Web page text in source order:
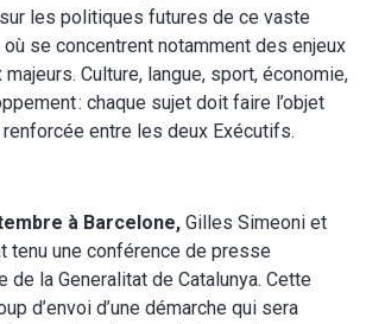
les politiques futures de ce vaste
se concentrent notamment des enjeux
Culture, langue, sport, économie,
: chaque sujet doit faire l’objet
renforcée entre les deux Exécutifs.
à Barcelone, Gilles Simeoni et
tenu une conférence de presse
de la Generalitat de Catalunya. Cette
d’envoi d’une démarche qui sera